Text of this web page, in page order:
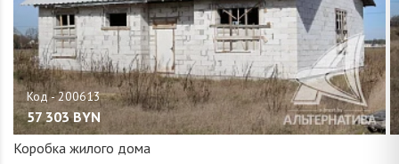
57 303 BYN
Коробка жилого дома